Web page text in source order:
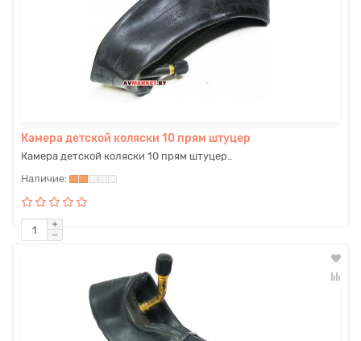
Камера детской коляски 10 прям штуцер
Камера детской коляски 10 прям штуцер..